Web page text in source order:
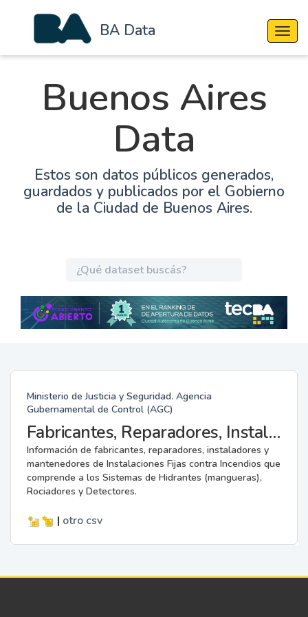
BA Data
Buenos Aires
Data
Estos son datos públicos generados,
guardados y publicados por el Gobierno
de la Ciudad de Buenos Aires.
Ministerio de Justicia y Seguridad. Agencia
Gubernamental de Control (AGC)
Fabricantes, Reparadores, Instaladores y Mantenedores de Instalaciones Fijas contra Incendios.
Información de fabricantes, reparadores, instaladores y
mantenedores de Instalaciones Fijas contra Incendios que
comprende a los Sistemas de Hidrantes (mangueras),
Rociadores y Detectores.
| otro csv